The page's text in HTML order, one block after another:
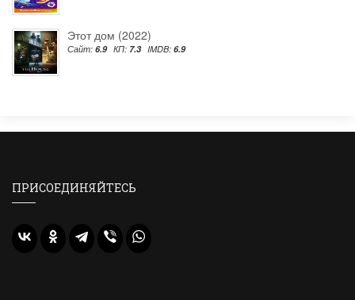
Этот дом (2022)
Сайт: 6.9 КП: 7.3 IMDB: 6.9
ПРИСОЕДИНЯЙТЕСЬ